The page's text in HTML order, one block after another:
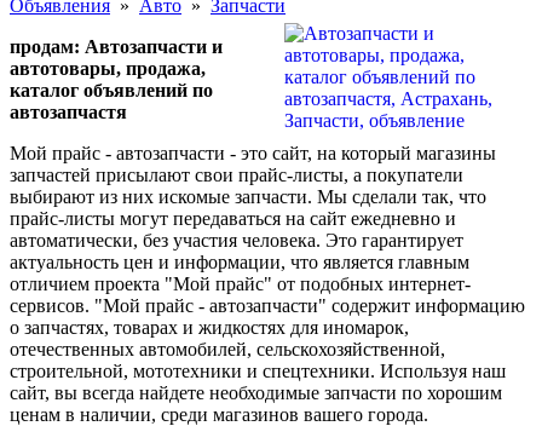
Объявления » Авто » Запчасти
продам: Автозапчасти и
автотовары, продажа,
каталог объявлений по
автозапчастя
Мой прайс - автозапчасти - это сайт, на который магазины
запчастей присылают свои прайс-листы, а покупатели
выбирают из них искомые запчасти. Мы сделали так, что
прайс-листы могут передаваться на сайт ежедневно и
автоматически, без участия человека. Это гарантирует
актуальность цен и информации, что является главным
отличием проекта "Мой прайс" от подобных интернет-
сервисов. "Мой прайс - автозапчасти" содержит информацию
о запчастях, товарах и жидкостях для иномарок,
отечественных автомобилей, сельскохозяйственной,
строительной, мототехники и спецтехники. Используя наш
сайт, вы всегда найдете необходимые запчасти по хорошим
ценам в наличии, среди магазинов вашего города.